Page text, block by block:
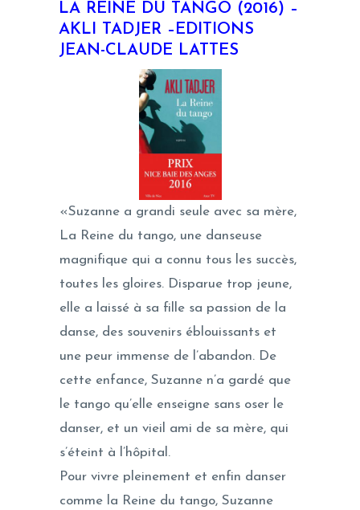
LA REINE DU TANGO (2016) –
AKLI TADJER –EDITIONS
JEAN-CLAUDE LATTES
«Suzanne a grandi seule avec sa mère,
La Reine du tango, une danseuse
magnifique qui a connu tous les succès,
toutes les gloires. Disparue trop jeune,
elle a laissé à sa fille sa passion de la
danse, des souvenirs éblouissants et
une peur immense de l’abandon. De
cette enfance, Suzanne n’a gardé que
le tango qu’elle enseigne sans oser le
danser, et un vieil ami de sa mère, qui
s’éteint à l’hôpital.
Pour vivre pleinement et enfin danser
comme la Reine du tango, Suzanne